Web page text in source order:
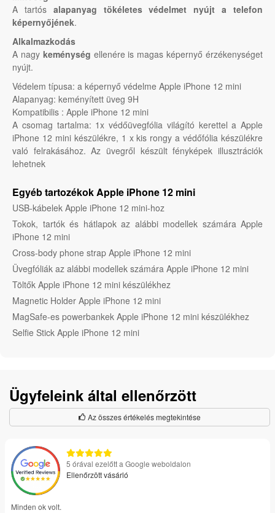
A tartósalapanyag tökéletes védelmet nyújt a telefon
képernyőjének.
Alkalmazkodás
A nagy keménység ellenére is magas képernyő érzékenységet
nyújt.
Védelem típusa: a képernyő védelme Apple iPhone 12 mini
Alapanyag: keményített üveg 9H
Kompatibilis : Apple iPhone 12 mini
A csomag tartalma: 1x védőüvegfólia világító kerettel a Apple
iPhone 12 mini készülékre, 1 x kis rongy a védőfólia készülékre
való felrakásához. Az üvegről készült fényképek illusztrációk
lehetnek
Egyéb tartozékok Apple iPhone 12 mini
USB-kábelek Apple iPhone 12 mini-hoz
Tokok, tartók és hátlapok az alábbi modellek számára Apple
iPhone 12 mini
Cross-body phone strap Apple iPhone 12 mini
Üvegfóliák az alábbi modellek számára Apple iPhone 12 mini
Töltők Apple iPhone 12 mini készülékhez
Magnetic Holder Apple iPhone 12 mini
MagSafe-es powerbankek Apple iPhone 12 mini készülékhez
Selfie Stick Apple iPhone 12 mini
Ügyfeleink által ellenőrzött
Az összes értékelés megtekintése
5 órával ezelőtt a Google weboldalon
Ellenőrzött vásárló
Minden ok volt.